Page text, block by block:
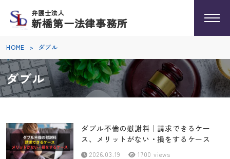
弁護士法人
新橋第一法律事務所
HOME > ダブル
ダブル
ダブル不倫の慰謝料｜請求できるケー
ス、メリットがない・損をするケース
2026.03.19 1700 views